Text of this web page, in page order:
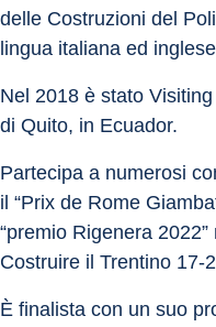
delle Costruzioni del
lingua italiana ed
Nel 2018 è stato
di Quito, in Ecuador.
Partecipa a numerosi
il “Prix de Rome
“premio Rigenera
Costruire il Trentino 17-
È finalista con un suo